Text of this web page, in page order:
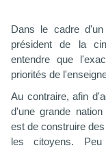
Dans le cadre
président de la
entendre que
priorités de
Au contraire, afin
d'une grande
est de construire
les citoyens. Peu